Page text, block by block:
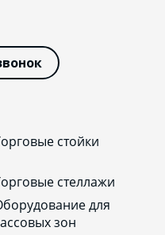
стойки
стеллажи
для
зон